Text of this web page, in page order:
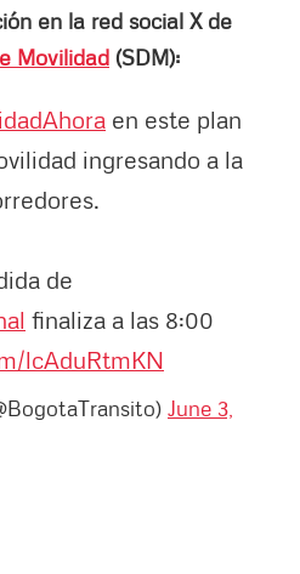
en la red social X de
Movilidad (SDM):
en este plan
ingresando a la
de
finaliza a las 8:00
lcAduRtmKN
June 3,